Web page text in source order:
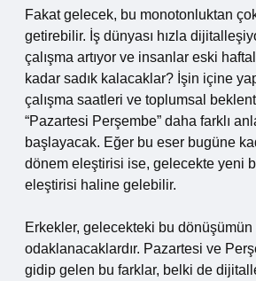
Fakat gelecek, bu monotonluktan
getirebilir. İş dünyası hızla
çalışma artıyor ve insanlar eski
kadar sadık kalacaklar? İşin içine
çalışma saatleri ve toplumsal
“Pazartesi Perşembe” daha farklı
başlayacak. Eğer bu eser bugüne
dönem eleştirisi ise, gelecekte yeni
eleştirisi haline gelebilir.
Erkekler, gelecekteki bu
odaklanacaklardır. Pazartesi ve
gidip gelen bu farklar, belki de